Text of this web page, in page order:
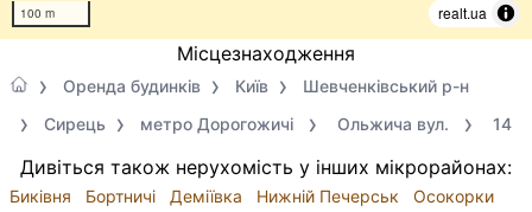
100 m realt.ua
Місцезнаходження
Оренда будинків Київ
Шевченківський р-н
Сирець
метро Дорогожичі Ольжича вул. 14
Дивіться також нерухомість у інших мікрорайонах:
Биківня Бортничі Деміївка Нижній Печерськ
Осокорки